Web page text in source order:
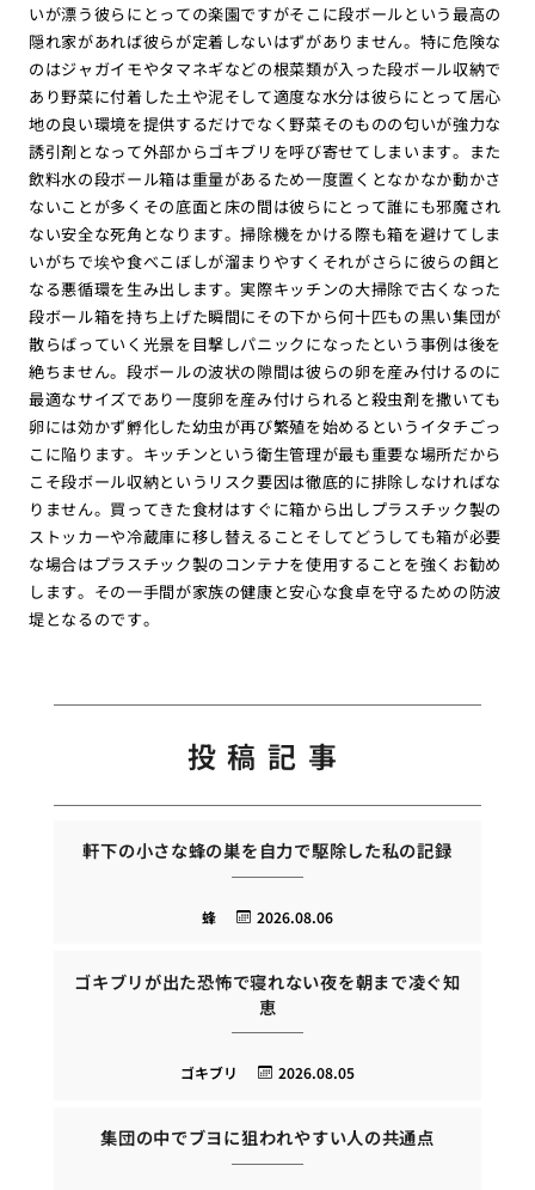
いが漂う彼らにとっての楽園ですがそこに段ボールという最高の
隠れ家があれば彼らが定着しないはずがありません。特に危険な
のはジャガイモやタマネギなどの根菜類が入った段ボール収納で
あり野菜に付着した土や泥そして適度な水分は彼らにとって居心
地の良い環境を提供するだけでなく野菜そのものの匂いが強力な
誘引剤となって外部からゴキブリを呼び寄せてしまいます。また
飲料水の段ボール箱は重量があるため一度置くとなかなか動かさ
ないことが多くその底面と床の間は彼らにとって誰にも邪魔され
ない安全な死角となります。掃除機をかける際も箱を避けてしま
いがちで埃や食べこぼしが溜まりやすくそれがさらに彼らの餌と
なる悪循環を生み出します。実際キッチンの大掃除で古くなった
段ボール箱を持ち上げた瞬間にその下から何十匹もの黒い集団が
散らばっていく光景を目撃しパニックになったという事例は後を
絶ちません。段ボールの波状の隙間は彼らの卵を産み付けるのに
最適なサイズであり一度卵を産み付けられると殺虫剤を撒いても
卵には効かず孵化した幼虫が再び繁殖を始めるというイタチごっ
こに陥ります。キッチンという衛生管理が最も重要な場所だから
こそ段ボール収納というリスク要因は徹底的に排除しなければな
りません。買ってきた食材はすぐに箱から出しプラスチック製の
ストッカーや冷蔵庫に移し替えることそしてどうしても箱が必要
な場合はプラスチック製のコンテナを使用することを強くお勧め
します。その一手間が家族の健康と安心な食卓を守るための防波
堤となるのです。
投稿記事
軒下の小さな蜂の巣を自力で駆除した私の記録
2026.08.06
蜂
ゴキブリが出た恐怖で寝れない夜を朝まで凌ぐ知
恵
2026.08.05
ゴキブリ
集団の中でブヨに狙われやすい人の共通点